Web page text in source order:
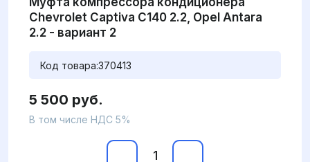
Chevrolet Captiva C140 2.2, Opel Antara
2.2 - вариант 2
Код товара:370413
5 500 руб.
В том числе НДС 5%